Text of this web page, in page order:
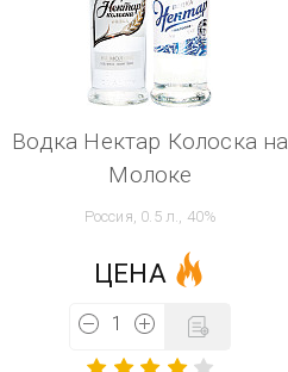
Водка Нектар Колоска на
Молоке
Россия, 0.5 л., 40%
ЦЕНА